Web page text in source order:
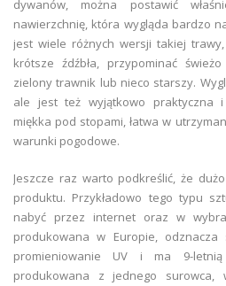
dywanów, można postawić
nawierzchnię, która wygląda bardzo
jest wiele różnych wersji takiej
krótsze źdźbła, przypominać
zielony trawnik lub nieco starszy.
ale jest też wyjątkowo praktyczna
miękka pod stopami, łatwa w
warunki pogodowe.
Jeszcze raz warto podkreślić, że
produktu. Przykładowo tego typu
nabyć przez internet oraz w
produkowana w Europie,
promieniowanie UV i ma 9-
produkowana z jednego surowca,